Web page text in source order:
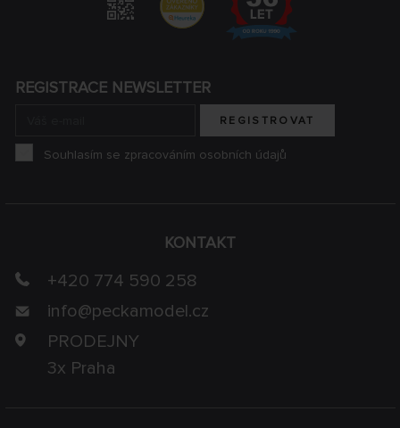
KONTAKT
+420 774 590 258
info@peckamodel.cz
PRODEJNY
3x Praha
REGISTRACE NEWSLETTER
REGISTROVAT
Souhlasím se zpracováním osobních údajů